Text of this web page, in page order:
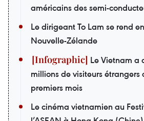
américains des semi-
Le dirigeant To Lam se rend
Nouvelle-Zélande
Le Vietnam a
millions de visiteurs étrangers
premiers mois
Le cinéma vietnamien au